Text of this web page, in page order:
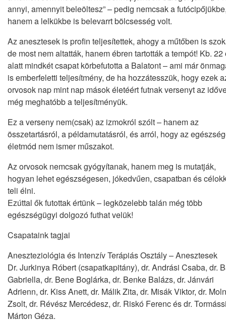
annyi, amennyit beleöltesz” – pedig nemcsak a
hanem a lelkükbe is belevarrt bölcsesség volt.
Az anesztesek is profin teljesítettek, ahogy a műtőben is
de most nem altatták, hanem ébren tartották a tempót! Kb. 22
alatt mindkét csapat körbefutotta a Balatont – ami már
is emberfeletti teljesítmény, de ha hozzátesszük, hogy ezek
orvosok nap mint nap mások életéért futnak versenyt az
még meghatóbb a teljesítményük.
Ez a verseny nem(csak) az izmokról szólt – hanem az
összetartásról, a példamutatásról, és arról, hogy az
életmód nem ismer műszakot.
Az orvosok nemcsak gyógyítanak, hanem meg is mutatják,
hogyan lehet egészségesen, jókedvűen, csapatban és
teli élni.
Ezúttal ők futottak értünk – legközelebb talán még több
egészségügyi dolgozó futhat velük!
Csapataink tagjai
Aneszteziológia és Intenzív Terápiás Osztály – Anesztesek
Dr. Jurkinya Róbert (csapatkapitány), dr. Andrási Csaba, dr.
Gabriella, dr. Bene Boglárka, dr. Benke Balázs, dr. Jánvári
Adrienn, dr. Kiss Anett, dr. Málik Zita, dr. Misák Viktor, dr.
Zsolt, dr. Révész Mercédesz, dr. Riskó Ferenc és dr.
Márton Géza.